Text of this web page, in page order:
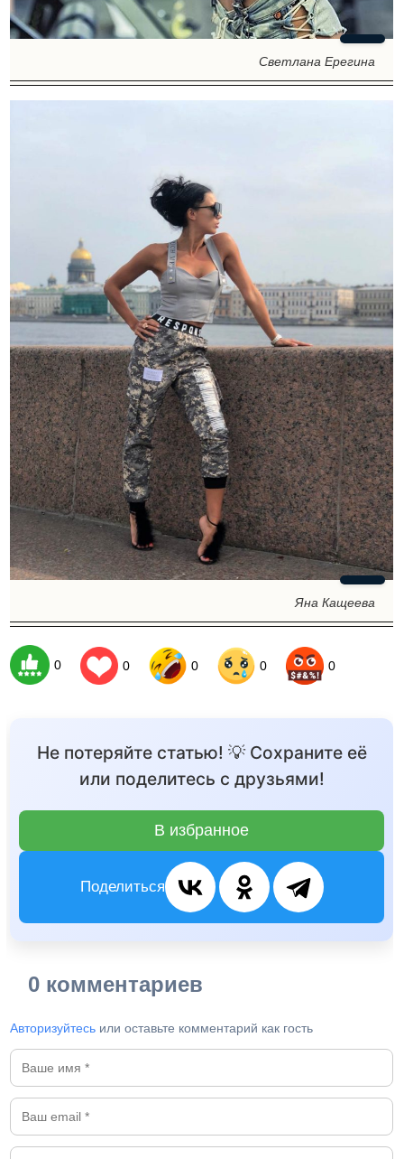
Светлана Ерегина
Яна Кащеева
0 0 0 0 0
Не потеряйте статью! 💡 Сохраните её
или поделитесь с друзьями!
В избранное
Поделиться
0 комментариев
Авторизуйтесь или оставьте комментарий как гость